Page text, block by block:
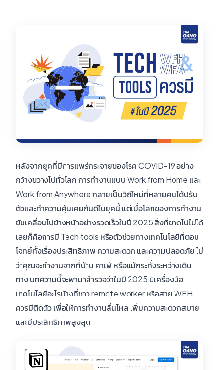
หลังจากยุคที่มีการแพร่กระจายของโรค COVID-19 อย่าง
กว้างขวางไปทั่วโลก การทำงานแบบ Work from Home และ
Work from Anywhere กลายเป็นวิถีใหม่ที่หลายคนได้ปรับ
ตัวและทำความคุ้นเคยกันดีในยุคนี้ แต่เมื่อโลกของการทำงาน
ขับเคลื่อนไปข้างหน้าอย่างรวดเร็วในปี 2025 สิ่งที่ขาดไปไม่ได้
เลยก็คือการมี Tech tools หรือตัวช่วยทางเทคโนโลยีที่ตอบ
โจทย์ทั้งเรื่องประสิทธิภาพ ความสะดวก และความปลอดภัย ไม่
ว่าคุณจะทำงานจากที่บ้าน คาเฟ่ หรือแม้กระทั่งระหว่างเดิน
ทาง บทความนี้จะพามาสำรวจว่าในปี 2025 มีเครื่องมือ
เทคโนโลยีอะไรบ้างที่ชาว remote worker หรือสาย WFH
ควรมีติดตัว เพื่อให้การทำงานลื่นไหล เพิ่มความสะดวกสบาย
และมีประสิทธิภาพสูงสุด